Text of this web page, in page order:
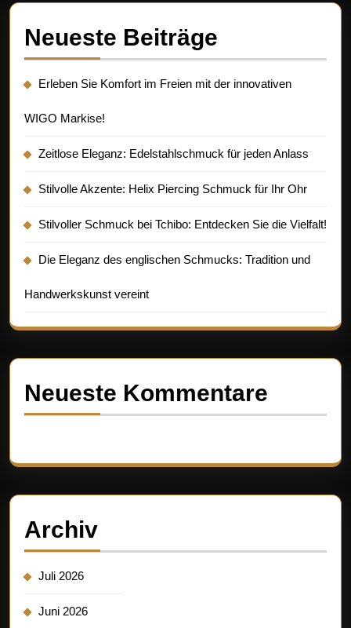
Neueste Beiträge
Erleben Sie Komfort im Freien mit der innovativen
WIGO Markise!
Zeitlose Eleganz: Edelstahlschmuck für jeden Anlass
Stilvolle Akzente: Helix Piercing Schmuck für Ihr Ohr
Stilvoller Schmuck bei Tchibo: Entdecken Sie die Vielfalt!
Die Eleganz des englischen Schmucks: Tradition und
Handwerkskunst vereint
Neueste Kommentare
Archiv
Juli 2026
Juni 2026